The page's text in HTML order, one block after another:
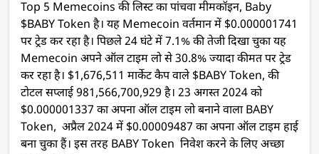
Top 5 Memecoins की लिस्ट का पांचवा मीमकॉइन, Baby
$BABY Token है। यह Memecoin वर्तमान में $0.000001741
पर ट्रेड कर रहा है। पिछले 24 घंटे में 7.1% की तेजी दिखा चुका यह
Memecoin अपने ऑल टाइम लो से 30.8% ज्यादा कीमत पर ट्रेड
कर रहा है। $1,676,511 मार्केट कैप वाले $BABY Token, की
टोटल सप्लाई 981,566,700,929 है। 23 अगस्त 2024 को
$0.000001337 का अपना ऑल टाइम लो बनाने वाला BABY
Token, अप्रैल 2024 में $0.00009487 का अपना ऑल टाइम हाई
बना चुका हैं। इस तरह BABY Token निवेश करने के लिए अच्छा